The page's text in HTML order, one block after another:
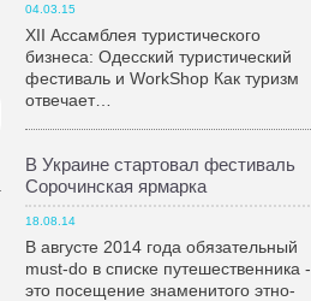
04.03.15
XII Ассамблея туристического
бизнеса: Одесский туристический
фестиваль и WorkShop Как туризм
отвечает…
В Украине стартовал фестиваль
Сорочинская ярмарка
18.08.14
В августе 2014 года обязательный
must-do в списке путешественника -
это посещение знаменитого этно-